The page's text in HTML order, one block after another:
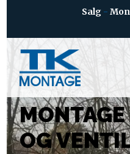
Salg -
TK MONTAGE APS
OG